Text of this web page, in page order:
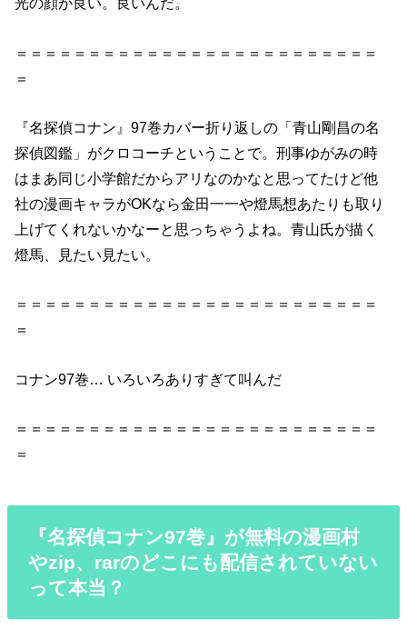
＝＝＝＝＝＝＝＝＝＝＝＝＝＝＝＝＝＝＝＝＝＝＝＝＝
＝
『名探偵コナン』97巻カバー折り返しの「青山剛昌の名
探偵図鑑」がクロコーチということで。刑事ゆがみの時
はまあ同じ小学館だからアリなのかなと思ってたけど他
社の漫画キャラがOKなら金田一一や燈馬想あたりも取り
上げてくれないかなーと思っちゃうよね。青山氏が描く
燈馬、見たい見たい。
＝＝＝＝＝＝＝＝＝＝＝＝＝＝＝＝＝＝＝＝＝＝＝＝＝
＝
コナン97巻… いろいろありすぎて叫んだ
＝＝＝＝＝＝＝＝＝＝＝＝＝＝＝＝＝＝＝＝＝＝＝＝＝
＝
『名探偵コナン97巻』が無料の漫画村
やzip、rarのどこにも配信されていない
って本当？